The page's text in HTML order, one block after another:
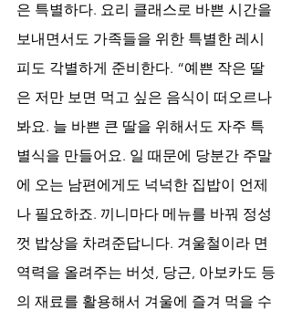
은 특별하다. 요리 클래스로 바쁜 시간을
보내면서도 가족들을 위한 특별한 레시
피도 각별하게 준비한다. “예쁜 작은 딸
은 저만 보면 먹고 싶은 음식이 떠오르나
봐요. 늘 바쁜 큰 딸을 위해서도 자주 특
별식을 만들어요. 일 때문에 당분간 주말
에 오는 남편에게도 넉넉한 집밥이 언제
나 필요하죠. 끼니마다 메뉴를 바꿔 정성
껏 밥상을 차려준답니다. 겨울철이라 면
역력을 올려주는 버섯, 당근, 아보카도 등
의 재료를 활용해서 겨울에 즐겨 먹을 수